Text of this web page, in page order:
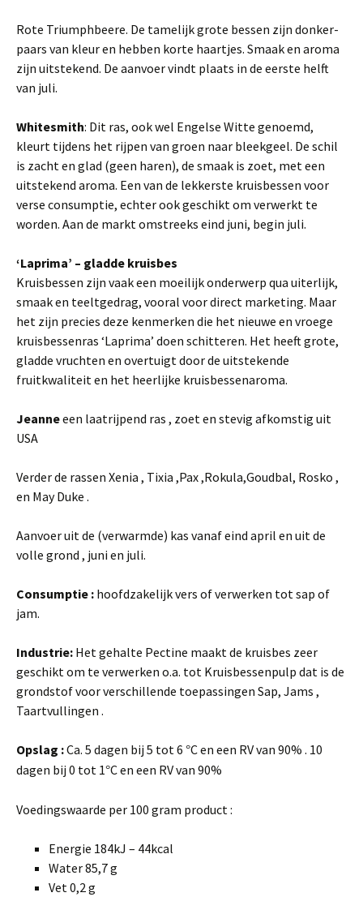
Rote Triumphbeere. De tamelijk grote bessen zijn donker-
paars van kleur en hebben korte haartjes. Smaak en aroma
zijn uitstekend. De aanvoer vindt plaats in de eerste helft
van juli.
Whitesmith: Dit ras, ook wel Engelse Witte genoemd,
kleurt tijdens het rijpen van groen naar bleekgeel. De schil
is zacht en glad (geen haren), de smaak is zoet, met een
uitstekend aroma. Een van de lekkerste kruisbessen voor
verse consumptie, echter ook geschikt om verwerkt te
worden. Aan de markt omstreeks eind juni, begin juli.
‘Laprima’ – gladde kruisbes
Kruisbessen zijn vaak een moeilijk onderwerp qua uiterlijk,
smaak en teeltgedrag, vooral voor direct marketing. Maar
het zijn precies deze kenmerken die het nieuwe en vroege
kruisbessenras ‘Laprima’ doen schitteren. Het heeft grote,
gladde vruchten en overtuigt door de uitstekende
fruitkwaliteit en het heerlijke kruisbessenaroma.
Jeanneeen laatrijpend ras , zoet en stevig afkomstig uit
USA
Verder de rassen Xenia , Tixia ,Pax ,Rokula,Goudbal, Rosko ,
en May Duke .
Aanvoer uit de (verwarmde) kas vanaf eind april en uit de
volle grond , juni en juli.
Consumptie : hoofdzakelijk vers of verwerken tot sap of
jam.
Industrie: Het gehalte Pectine maakt de kruisbes zeer
geschikt om te verwerken o.a. tot Kruisbessenpulp dat is de
grondstof voor verschillende toepassingen Sap, Jams ,
Taartvullingen .
Opslag :Ca. 5 dagen bij 5 tot 6 °C en een RV van 90% . 10
dagen bij 0 tot 1°C en een RV van 90%
Voedingswaarde per 100 gram product :
Energie 184kJ – 44kcal
Water 85,7 g
Vet 0,2 g